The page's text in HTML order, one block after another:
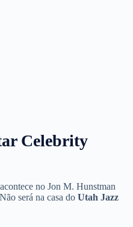
Celebrity
no Jon M. Hunstman
será na casa do Utah Jazz